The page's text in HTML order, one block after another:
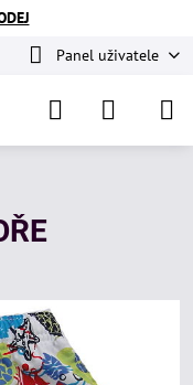
Panel uživatele